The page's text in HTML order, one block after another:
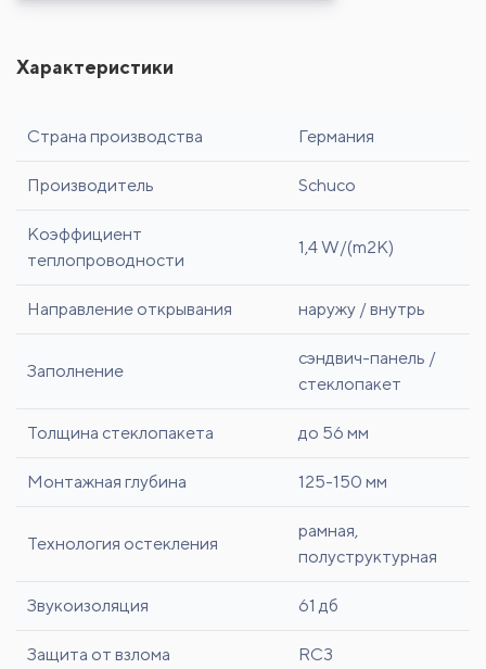
Характеристики
Страна производства Германия
Производитель Schuco
Коэффициент
теплопроводности
1,4 W/(m2K)
Направление открывания наружу / внутрь
Заполнение
сэндвич-панель /
стеклопакет
Толщина стеклопакета до 56 мм
Монтажная глубина 125-150 мм
Технология остекления
рамная,
полуструктурная
Звукоизоляция 61 дб
Защита от взлома RC3